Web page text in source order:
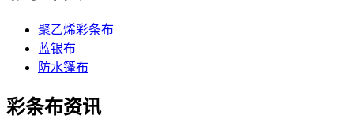
聚乙烯彩条布
蓝银布
防水篷布
彩条布资讯